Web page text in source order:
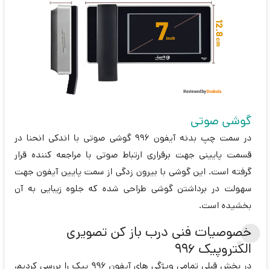
گوشی صوتی
در سمت چپ بدنه آیفون 996 گوشی صوتی با اندکی انحنا در
قسمت پایینی جهت برقراری ارتباط صوتی با مراجعه کننده قرار
گرفته است. این گوشی با بیرون زدگی از سمت پایین آیفون جهت
سهولت در برداشتن گوشی طراحی شده که جلوه زیبایی به آن
بخشیده است.
خصوصیات فنی درب باز کن تصویری
الکتروپیک 996
در بخش قبلی تمامی ویژگی های آیفون 996 پیک را بررسی کردیم،